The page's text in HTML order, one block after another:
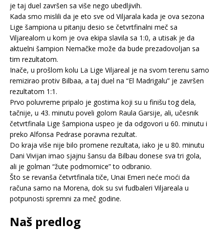
je taj duel završen sa više nego ubedljivih.
Kada smo mislili da je eto sve od Viljarala kada je ova sezona
Lige šampiona u pitanju desio se četvrtfinalni meč sa
Viljarealom u kom je ova ekipa slavila sa 1:0, a utisak je da
aktuelni šampion Nemačke može da bude prezadovoljan sa
tim rezultatom.
Inače, u prošlom kolu La Lige Viljareal je na svom terenu samo
remizirao protiv Bilbaa, a taj duel na “El Madrigalu” je završen
rezultatom 1:1.
Prvo poluvreme pripalo je gostima koji su u finišu tog dela,
tačnije, u 43. minutu poveli golom Raula Garsije, ali, učesnik
četvrtfinala Lige šampiona uspeo je da odgovori u 60. minutu i
preko Alfonsa Pedrase poravna rezultat.
Do kraja više nije bilo promene rezultata, iako je u 80. minutu
Dani Vivijan imao sjajnu šansu da Bilbau donese sva tri gola,
ali je golman “žute podmornice” to odbranio.
Što se revanša četvrtfinala tiče, Unai Emeri neće moći da
računa samo na Morena, dok su svi fudbaleri Viljareala u
potpunosti spremni za meč godine.
Naš predlog